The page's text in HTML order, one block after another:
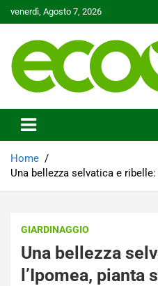
to
venerdì, Agosto 7, 2026
Ecoo.it
Home
Una bellezza selvatica e
GIARDINAGGIO
Una bellezza
l’Ipomea, pianta